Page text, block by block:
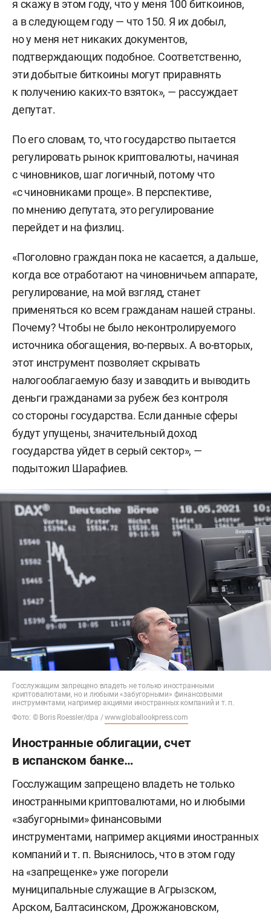
я скажу в этом году, что у меня 100 биткоинов,
а в следующем году — что 150. Я их добыл,
но у меня нет никаких документов,
подтверждающих подобное. Соответственно,
эти добытые биткоины могут приравнять
к получению каких-то взяток», — рассуждает
депутат.
По его словам, то, что государство пытается
регулировать рынок криптовалюты, начиная
с чиновников, шаг логичный, потому что
«с чиновниками проще». В перспективе,
по мнению депутата, это регулирование
перейдет и на физлиц.
«Поголовно граждан пока не касается, а дальше,
когда все отработают на чиновничьем аппарате,
регулирование, на мой взгляд, станет
применяться ко всем гражданам нашей страны.
Почему? Чтобы не было неконтролируемого
источника обогащения, во-первых. А во-вторых,
этот инструмент позволяет скрывать
налогооблагаемую базу и заводить и выводить
деньги гражданами за рубеж без контроля
со стороны государства. Если данные сферы
будут упущены, значительный доход
государства уйдет в серый сектор», —
подытожил Шарафиев.
Госслужащим запрещено владеть не только иностранными
криптовалютами, но и любыми «забугорными» финансовыми
инструментами, например акциями иностранных компаний и т. п.
Фото: © Boris Roessler/dpa /www.globallookpress.com
Иностранные облигации, счет
в испанском банке…
Госслужащим запрещено владеть не только
иностранными криптовалютами, но и любыми
«забугорными» финансовыми
инструментами, например акциями иностранных
компаний и т. п. Выяснилось, что в этом году
на «запрещенке» уже погорели
муниципальные служащие в Агрызском,
Арском, Балтасинском, Дрожжановском,